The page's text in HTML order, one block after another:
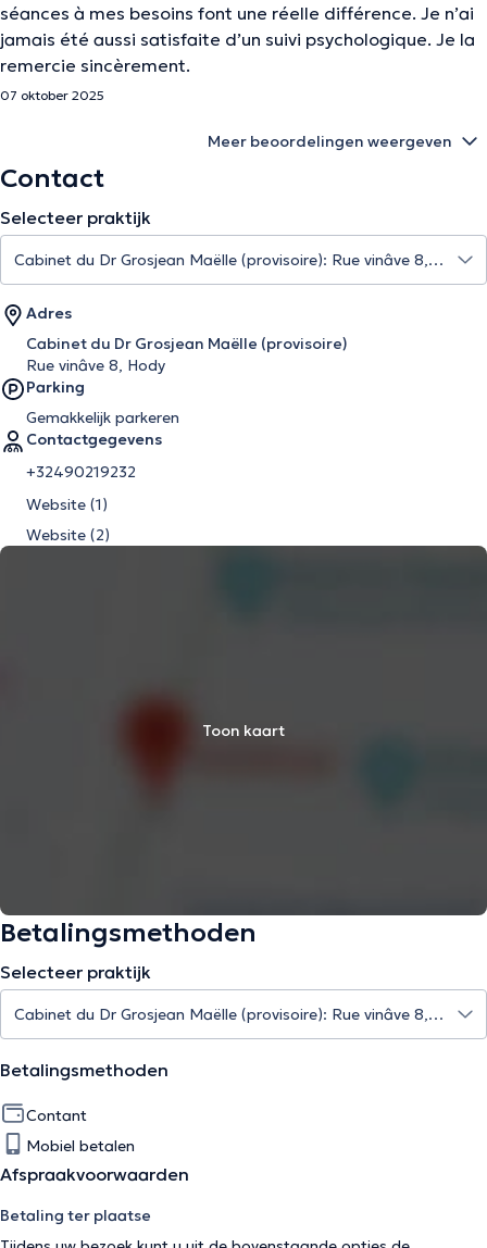
séances à mes besoins font une réelle différence. Je n’ai
jamais été aussi satisfaite d’un suivi psychologique. Je la
remercie sincèrement.
07 oktober 2025
Meer beoordelingen weergeven
Contact
Selecteer praktijk
Adres
Cabinet du Dr Grosjean Maëlle (provisoire)
Rue vinâve 8, Hody
Parking
Gemakkelijk parkeren
Contactgegevens
+32490219232
Website (1)
Website (2)
Toon kaart
Betalingsmethoden
Selecteer praktijk
Betalingsmethoden
Contant
Mobiel betalen
Afspraakvoorwaarden
Betaling ter plaatse